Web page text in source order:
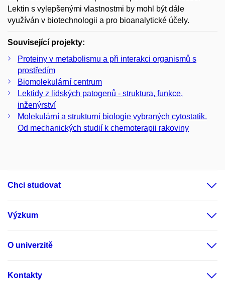
Lektin s vylepšenými vlastnostmi by mohl být dále
využíván v biotechnologii a pro bioanalytické účely.
Související projekty:
Proteiny v metabolismu a při interakci organismů s
prostředím
Biomolekulární centrum
Lektidy z lidských patogenů - struktura, funkce,
inženýrství
Molekulární a strukturní biologie vybraných cytostatik.
Od mechanických studií k chemoterapii rakoviny
Chci studovat
Výzkum
O univerzitě
Kontakty